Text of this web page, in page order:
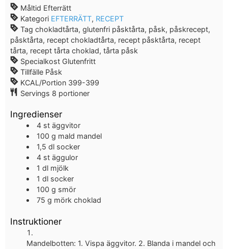
Måltid Efterrätt
Kategori EFTERRÄTT, RECEPT
Tag chokladtårta, glutenfri påsktårta, påsk, påskrecept,
påsktårta, recept chokladtårta, recept påsktårta, recept
tårta, recept tårta choklad, tårta påsk
Specialkost Glutenfritt
Tillfälle Påsk
KCAL/Portion 399-399
Servings 8 portioner
Ingredienser
4 st äggvitor
100 g mald mandel
1,5 dl socker
4 st äggulor
1 dl mjölk
1 dl socker
100 g smör
75 g mörk choklad
Instruktioner
Mandelbotten: 1. Vispa äggvitor. 2. Blanda i mandel och